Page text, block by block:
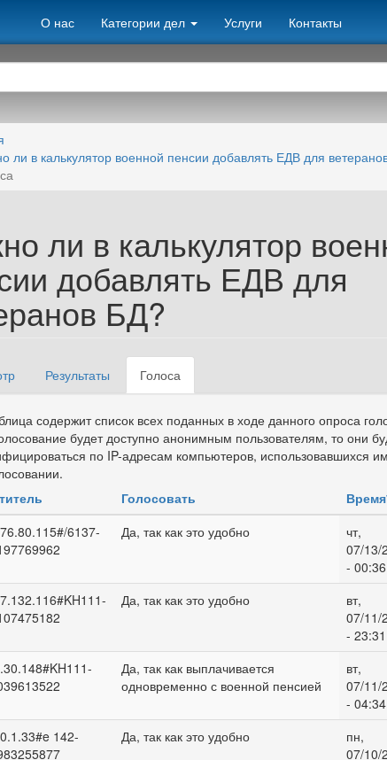
О нас Категории дел Услуги Контакты
ли в калькулятор военной пенсии добавлять ЕДВ для
ли в калькулятор
добавлять ЕДВ для
БД?
вкладки
Результаты Голоса(активная
вкладка)
содержит список всех поданных в ходе данного опроса
будет доступно анонимным пользователям, то они
по IP-адресам компьютеров, использовавшихся
Голосовать
Время
6137-
Да, так как это удобно
чт,
07/13/
- 00:36
Да, так как это удобно
вт,
07/11/
- 23:31
Да, так как выплачивается
одновременно с военной пенсией
вт,
07/11/
- 04:34
142-
Да, так как это удобно
пн,
07/10/